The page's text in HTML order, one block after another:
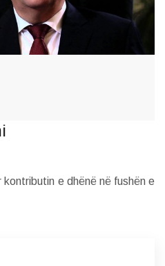
e dhënë në fushën e